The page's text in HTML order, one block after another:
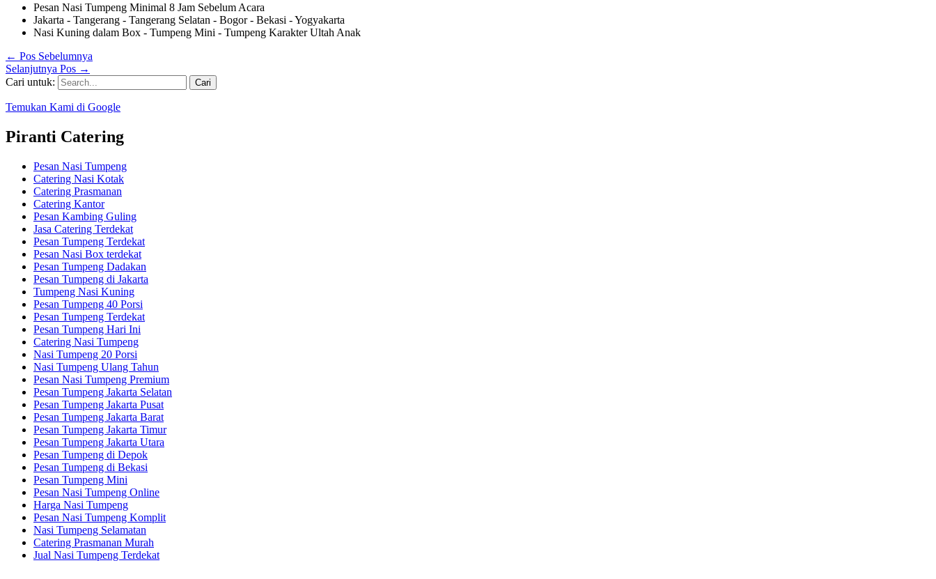
Pesan Nasi Tumpeng Minimal 8 Jam Sebelum Acara
Jakarta - Tangerang - Tangerang Selatan - Bogor - Bekasi - Yogyakarta
Nasi Kuning dalam Box - Tumpeng Mini - Tumpeng Karakter Ultah Anak
← Pos Sebelumnya
Selanjutnya Pos →
Cari untuk:
Temukan Kami di Google
Piranti Catering
Pesan Nasi Tumpeng
Catering Nasi Kotak
Catering Prasmanan
Catering Kantor
Pesan Kambing Guling
Jasa Catering Terdekat
Pesan Tumpeng Terdekat
Pesan Nasi Box terdekat
Pesan Tumpeng Dadakan
Pesan Tumpeng di Jakarta
Tumpeng Nasi Kuning
Pesan Tumpeng 40 Porsi
Pesan Tumpeng Terdekat
Pesan Tumpeng Hari Ini
Catering Nasi Tumpeng
Nasi Tumpeng 20 Porsi
Nasi Tumpeng Ulang Tahun
Pesan Nasi Tumpeng Premium
Pesan Tumpeng Jakarta Selatan
Pesan Tumpeng Jakarta Pusat
Pesan Tumpeng Jakarta Barat
Pesan Tumpeng Jakarta Timur
Pesan Tumpeng Jakarta Utara
Pesan Tumpeng di Depok
Pesan Tumpeng di Bekasi
Pesan Tumpeng Mini
Pesan Nasi Tumpeng Online
Harga Nasi Tumpeng
Pesan Nasi Tumpeng Komplit
Nasi Tumpeng Selamatan
Catering Prasmanan Murah
Jual Nasi Tumpeng Terdekat